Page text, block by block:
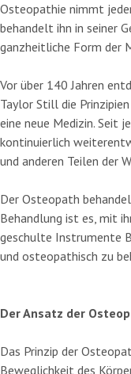
Osteopathie nimmt
behandelt ihn in seiner
ganzheitliche Form der
Vor über 140 Jahren
Taylor Still die
eine neue Medizin. Seit
kontinuierlich
und anderen Teilen der
Der Osteopath
Behandlung ist es, mit
geschulte Instrumente
und osteopathisch zu
Der Ansatz der
Das Prinzip der
Beweglichkeit des